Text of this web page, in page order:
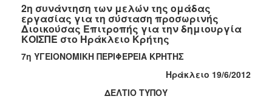
2022
2021
2020
2η συνάντηση των μελών της ομάδας
εργασίας για τη σύσταση προσωρινής
Διοικούσας Επιτροπής για την δημιουργία
ΚΟΙΣΠΕ στο Ηράκλειο Κρήτης
7η ΥΓΕΙΟΝΟΜΙΚΗ ΠΕΡΙΦΕΡΕΙΑ ΚΡΗΤΗΣ
Ηράκλειο 19/6/2012
ΔΕΛΤΙΟ ΤΥΠΟΥ